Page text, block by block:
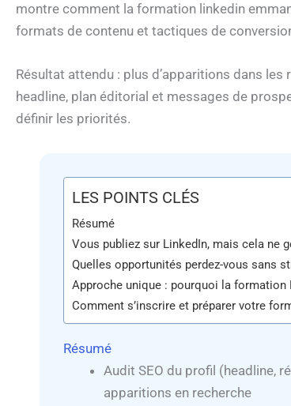
montre comment la formation linkedin
formats de contenu et tactiques de
Résultat attendu : plus d’apparitions dans
headline, plan éditorial et messages de
définir les priorités.
LES POINTS CLÉS
Résumé
Vous publiez sur LinkedIn, mais cela ne
Quelles opportunités perdez-vous sans
Approche unique : pourquoi la formation
Comment s’inscrire et préparer votre
Résumé
Audit SEO du profil (headline,
apparitions en recherche